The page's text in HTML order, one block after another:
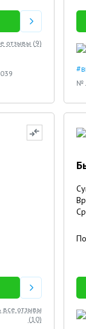
отзывы (9)
№
все отзывы
(10)